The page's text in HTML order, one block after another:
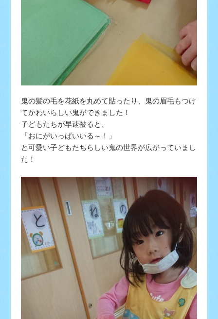
鬼の髪の毛を花紙を丸めて貼ったり、鬼の眉毛もつけ
てかわいらしい鬼ができました！
子どもたちが早速被ると、
「おにがいっぱいいる～！」
と可愛い子どもたちらしい鬼の世界が広がっていまし
た！